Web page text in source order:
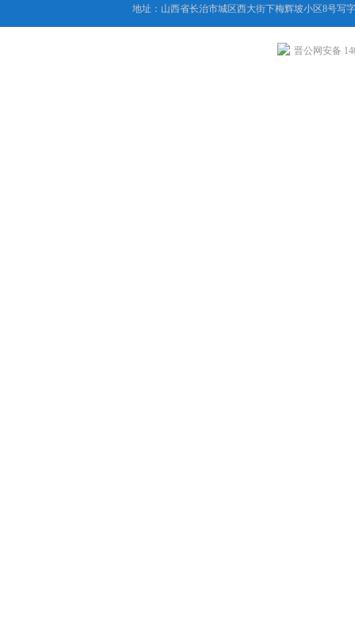
地址：山西省长治市城区西大街下梅辉坡小区8号写
晋公网安备